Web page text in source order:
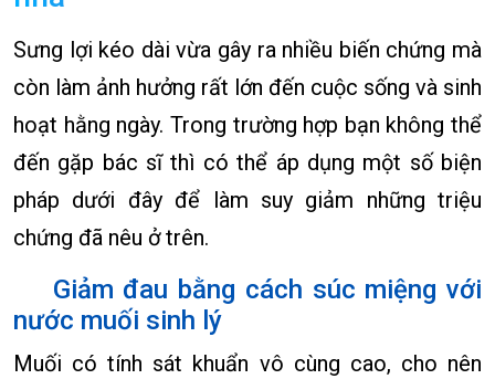
Sưng lợi kéo dài vừa gây ra nhiều biến chứng mà
còn làm ảnh hưởng rất lớn đến cuộc sống và sinh
hoạt hằng ngày. Trong trường hợp bạn không thể
đến gặp bác sĩ thì có thể áp dụng một số biện
pháp dưới đây để làm suy giảm những triệu
chứng đã nêu ở trên.
Giảm đau bằng cách súc miệng với
nước muối sinh lý
Muối có tính sát khuẩn vô cùng cao, cho nên